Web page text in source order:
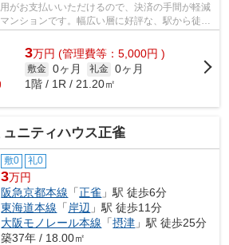
がお支払いいただけるので、決済の手間が軽減
ンションです。幅広い層に好評な、駅から徒歩
音性も高い...
3万円 (管理費等：5,000円 )
敷金 0ヶ月 礼金 0ヶ月
1階 / 1R / 21.20㎡
ュニティハウス正雀
敷0 礼0
3万円
阪急京都本線 「正雀 」駅 徒歩6分
東海道本線 「 岸辺 」駅 徒歩11分
大阪モノレール本線 「摂津 」駅 徒歩25分
築37年 / 18.00㎡